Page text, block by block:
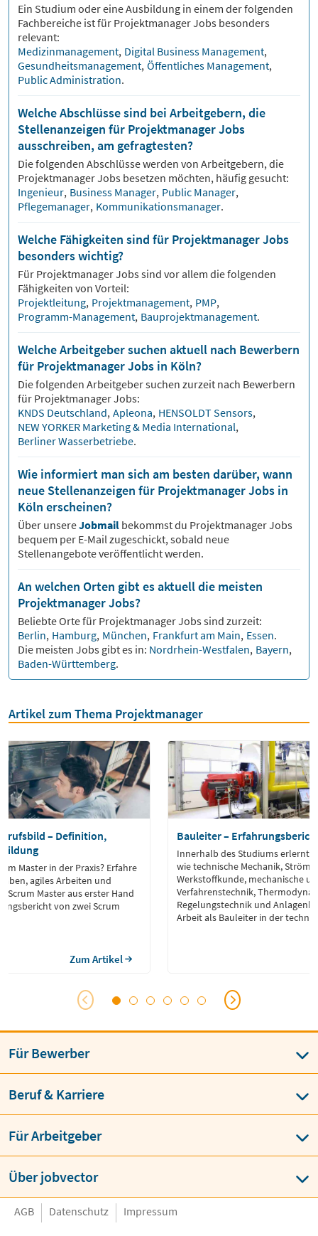
Ein Studium oder eine Ausbildung in einem der folgenden
Fachbereiche ist für ProjektmanagerJobs besonders
relevant:
Medizinmanagement, Digital Business Management,
Gesundheitsmanagement, Öffentliches Management,
Public Administration.
Welche Abschlüsse sind bei Arbeitgebern, die
Stellenanzeigen für Projektmanager Jobs
ausschreiben, am gefragtesten?
Die folgenden Abschlüsse werden von Arbeitgebern, die
ProjektmanagerJobs besetzen möchten, häufig gesucht:
Ingenieur, Business Manager, Public Manager,
Pflegemanager, Kommunikationsmanager.
Welche Fähigkeiten sind für Projektmanager Jobs
besonders wichtig?
Für ProjektmanagerJobs sind vor allem die folgenden
Fähigkeiten von Vorteil:
Projektleitung, Projektmanagement, PMP,
Programm-Management, Bauprojektmanagement.
Welche Arbeitgeber suchen aktuell nach Bewerbern
für Projektmanager Jobs in Köln?
Die folgenden Arbeitgeber suchen zurzeit nach Bewerbern
für ProjektmanagerJobs:
KNDS Deutschland, Apleona, HENSOLDT Sensors,
NEW YORKER Marketing & Media International,
Berliner Wasserbetriebe.
Wie informiert man sich am besten darüber, wann
neue Stellenanzeigen für Projektmanager Jobs in
Köln erscheinen?
Über unsereJobmail bekommst du ProjektmanagerJobs
bequem per E-Mail zugeschickt, sobald neue
Stellenangebote veröffentlicht werden.
An welchen Orten gibt es aktuell die meisten
Projektmanager Jobs?
Beliebte Orte für ProjektmanagerJobs sind zurzeit:
Berlin, Hamburg, München, Frankfurt am Main, Essen.
Die meisten Jobs gibt es in: Nordrhein-Westfalen, Bayern,
Baden-Württemberg.
Artikel zum Thema Projektmanager
– Definition,
Master in der Praxis? Erfahre
agiles Arbeiten und
Scrum Master aus erster Hand
von zwei Scrum
Zum Artikel
Bauleiter –
Innerhalb des Studiums erlernte
wie technische Mechanik,
Werkstoffkunde, mechanische
Verfahrenstechnik,
Regelungstechnik und
Arbeit als Bauleiter in der
Für Bewerber
Beruf & Karriere
Für Arbeitgeber
Über jobvector
AGB Datenschutz Impressum